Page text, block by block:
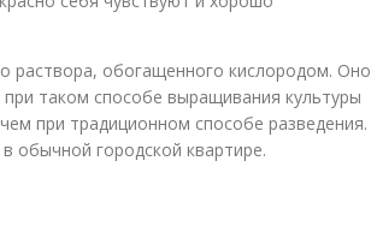
раствора, обогащенного кислородом. Оно
таком способе выращивания культуры
при традиционном способе разведения.
обычной городской квартире.